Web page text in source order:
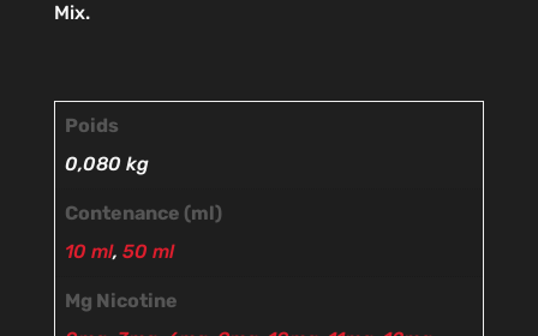
Mix.
Poids
0,080 kg
Contenance (ml)
10 ml, 50 ml
Mg Nicotine